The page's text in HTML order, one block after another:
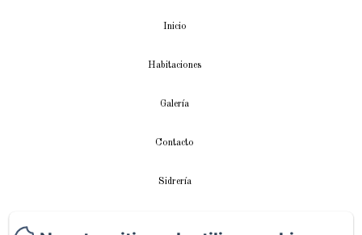
Inicio
Habitaciones
Galería
Contacto
Sidrería